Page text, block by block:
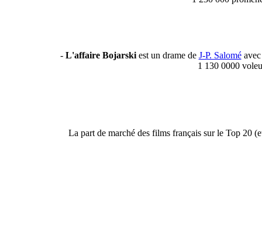
- L'affaire Bojarski est un drame de J-P. Saloméavec
1 130 0000
La part de marché des films français sur le Top 20